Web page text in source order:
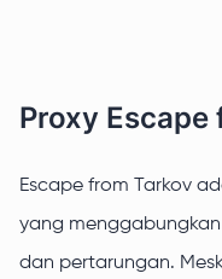
Proxy Escape
Escape from Tarkov
yang menggabungkan
dan pertarungan.